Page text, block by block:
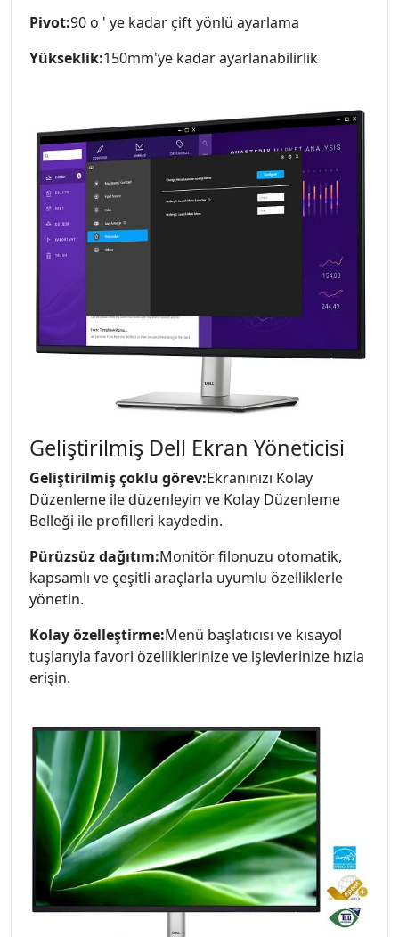
Pivot:90 o ' ye kadar çift yönlü ayarlama
Yükseklik:150mm'ye kadar ayarlanabilirlik
Geliştirilmiş Dell Ekran Yöneticisi
Geliştirilmiş çoklu görev:Ekranınızı Kolay
Düzenleme ile düzenleyin ve Kolay Düzenleme
Belleği ile profilleri kaydedin.
Pürüzsüz dağıtım:Monitör filonuzu otomatik,
kapsamlı ve çeşitli araçlarla uyumlu özelliklerle
yönetin.
Kolay özelleştirme:Menü başlatıcısı ve kısayol
tuşlarıyla favori özelliklerinize ve işlevlerinize hızla
erişin.